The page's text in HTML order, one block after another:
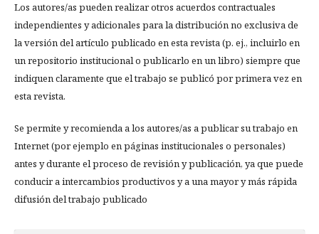
Los autores/as pueden realizar otros acuerdos contractuales
independientes y adicionales para la distribución no exclusiva de
la versión del artículo publicado en esta revista (p. ej., incluirlo en
un repositorio institucional o publicarlo en un libro) siempre que
indiquen claramente que el trabajo se publicó por primera vez en
esta revista.
Se permite y recomienda a los autores/as a publicar su trabajo en
Internet (por ejemplo en páginas institucionales o personales)
antes y durante el proceso de revisión y publicación, ya que puede
conducir a intercambios productivos y a una mayor y más rápida
difusión del trabajo publicado